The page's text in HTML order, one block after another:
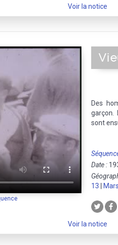
Voir la notice
Des
garçon.
sont
Date :
13
Voir la notice